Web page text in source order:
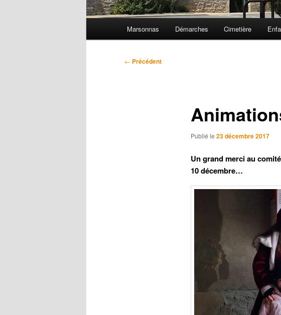
Marsonnas Démarches Cimetière
Navigation
← Précédent
Publié le 23 décembre 2017
Un grand merci au
10 décembre…